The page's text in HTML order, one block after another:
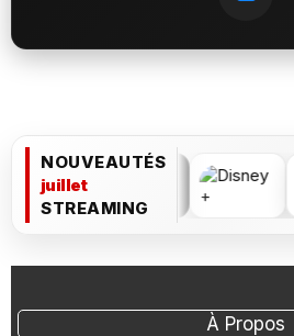
NOUVEAUTÉS
juillet
STREAMING
À Propos